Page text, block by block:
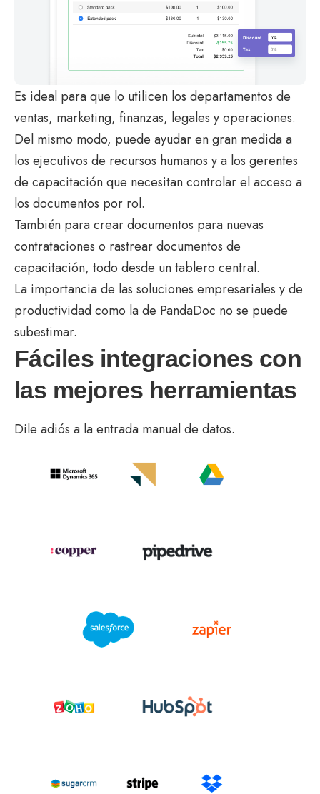
Es ideal para que lo utilicen los departamentos de
ventas, marketing, finanzas, legales y operaciones.
Del mismo modo, puede ayudar en gran medida a
los ejecutivos de recursos humanos y a los gerentes
de capacitación que necesitan controlar el acceso a
los documentos por rol.
También para crear documentos para nuevas
contrataciones o rastrear documentos de
capacitación, todo desde un tablero central.
La importancia de las soluciones empresariales y de
productividad como la de PandaDoc no se puede
subestimar.
Fáciles integraciones con
las mejores herramientas
Dile adiós a la entrada manual de datos.